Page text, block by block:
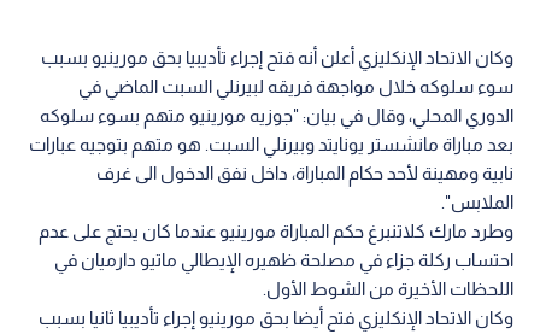
وكان الاتحاد الإنكليزي أعلن أنه فتح إجراء تأديبيا بحق مورينيو بسبب
سوء سلوكه خلال مواجهة فريقه لبيرنلي السبت الماضي في
الدوري المحلي، وقال في بيان: "جوزيه مورينيو متهم بسوء سلوكه
بعد مباراة مانشستر يونايتد وبيرنلي السبت. هو متهم بتوجيه عبارات
نابية ومهينة لأحد حكام المباراة، داخل نفق الدخول الى غرف
الملابس".
وطرد مارك كلاتنبرغ حكم المباراة مورينيو عندما كان يحتج على عدم
احتساب ركلة جزاء في مصلحة ظهيره الإيطالي ماتيو دارميان في
اللحظات الأخيرة من الشوط الأول.
وكان الاتحاد الإنكليزي فتح أيضا بحق مورينيو إجراء تأديبيا ثانيا بسبب